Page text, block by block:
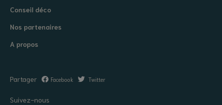
Conseil déco
Nos partenaires
A propos
Partager Facebook Twitter
Suivez-nous